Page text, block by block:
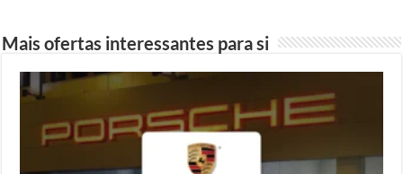
Mais ofertas interessantes para si